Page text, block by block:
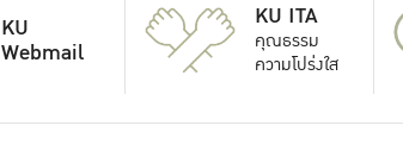
KU
Webmail
KU ITA
คุณธรรม
ความโปร่งใส